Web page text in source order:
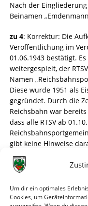
Um dir ein optimales
Cookies, um
Nach der
Beinamen
zu 4: Korrektur: Die
Veröffentlichung im
01.06.1943 bestätigt.
weitergespielt, der
Namen
Diese wurde 1951 als
gegründet. Durch die
Reichsbahn war
dass alle RTSV ab
gibt keine Hinweise
umgesetzt wurde.
als RTSV geschaltet.
zu 5:Aufgrund der
Kontrollrates